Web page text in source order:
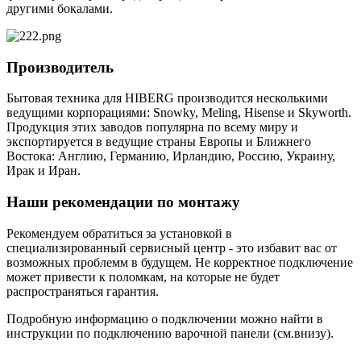
другими бокалами.
Производитель
Бытовая техника для HIBERG производится несколькими
ведущими корпорациями: Snowky, Meling, Hisense и Skyworth.
Продукция этих заводов популярна по всему миру и
экспортируется в ведущие страны Европы и Ближнего
Востока: Англию, Германию, Ирландию, Россию, Украину,
Ирак и Иран.
Наши рекомендации по монтажу
Рекомендуем обратиться за установкой в
специализированный сервисный центр - это избавит вас от
возможных проблемм в будущем. Не корректное подключение
может привести к поломкам, на которые не будет
распространяться гарантия.
Подробную информацию о подключении можно найти в
инструкции по подключению варочной панели (см.внизу).